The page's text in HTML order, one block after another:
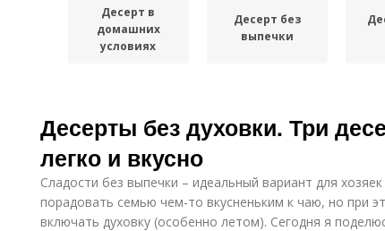
Десерт в
домашних
условиях
Десерт без
выпечки
Десерты без духовки. Три
легко и вкусно
Сладости без выпечки – идеальный вариант для
порадовать семью чем-то вкусненьким к чаю, но при
включать духовку (особенно летом). Сегодня я